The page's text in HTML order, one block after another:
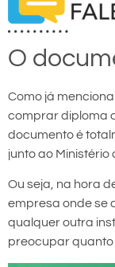
O
Como já
comprar diploma
documento é
junto ao Ministério
Ou seja, na hora
empresa onde se
qualquer outra
preocupar